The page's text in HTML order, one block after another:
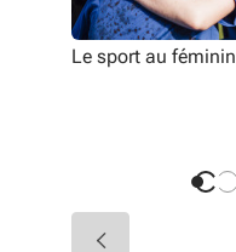
Le sport au féminin